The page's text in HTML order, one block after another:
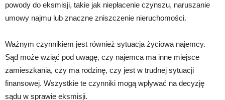
powody do eksmisji, takie jak niepłacenie czynszu, naruszanie
umowy najmu lub znaczne zniszczenie nieruchomości.
Ważnym czynnikiem jest również sytuacja życiowa najemcy.
Sąd może wziąć pod uwagę, czy najemca ma inne miejsce
zamieszkania, czy ma rodzinę, czy jest w trudnej sytuacji
finansowej. Wszystkie te czynniki mogą wpływać na decyzję
sądu w sprawie eksmisji.